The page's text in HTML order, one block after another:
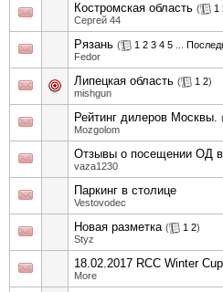
Костромская область ( 1
Сергей 44
Рязань ( 1 2 3 4 5
Fedor
Липецкая область ( 1 2)
mishgun
Рейтинг дилеров Москвы.
Mozgolom
Отзывы о посещении ОД
vaza1230
Паркинг в столице
Vestovodec
Новая разметка ( 1 2)
Styz
18.02.2017 RCC Winter
More